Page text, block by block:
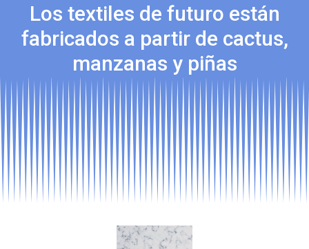
Los textiles de futuro están
fabricados a partir de cactus,
manzanas y piñas